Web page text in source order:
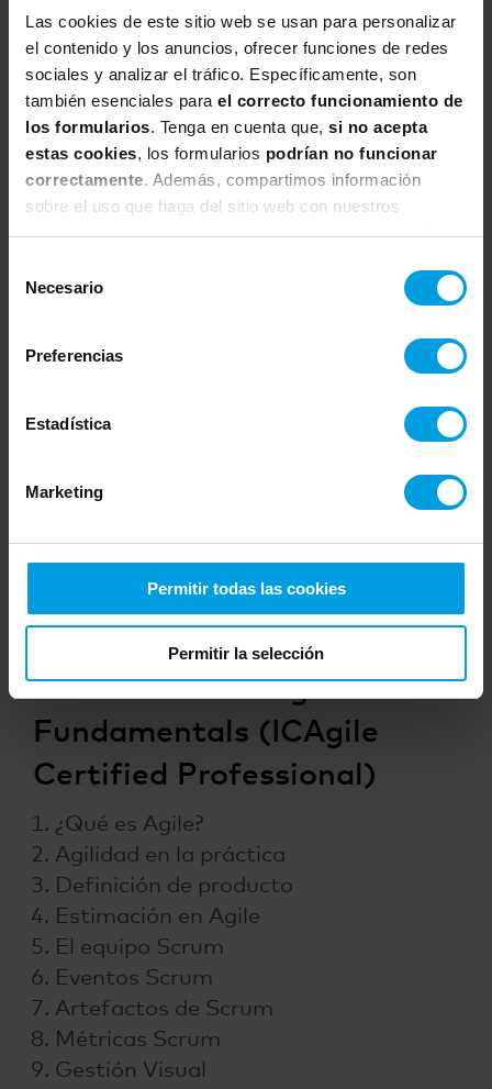
Las cookies de este sitio web se usan para personalizar
el contenido y los anuncios, ofrecer funciones de redes
sociales y analizar el tráfico. Específicamente, son
también esenciales para el correcto funcionamiento de
los formularios. Tenga en cuenta que, si no acepta
estas cookies, los formularios podrían no funcionar
correctamente. Además, compartimos información
sobre el uso que haga del sitio web con nuestros
partners de redes sociales, publicidad y análisis web,
haya proporcionado o que hayan recopilado a partir del
Necesario
Preferencias
Estadística
Marketing
Permitir todas las cookies
Permitir la selección
AF)
Este curso está certificado por ICAgile.
Califica a los estudiantes para la
acreditación profesional de Agile
Fundamentals (ICP).
Las condiciones de los servicios
sujetos a los términos del propietario de
la licencia o de la entidad certificadora
Acreditación curso JJM 122
Se emitirá Certificado de Asistencia al
curso JJM 122 sólo a los alumnos con
una asistencia superior al 75% y
de evaluación.
Contenidos del Agile
Fundamentals (ICAgile
Certified Professional)
¿Qué es Agile?
Agilidad en la práctica
Definición de producto
Estimación en Agile
El equipo Scrum
Eventos Scrum
Artefactos de Scrum
Métricas Scrum
Gestión Visual